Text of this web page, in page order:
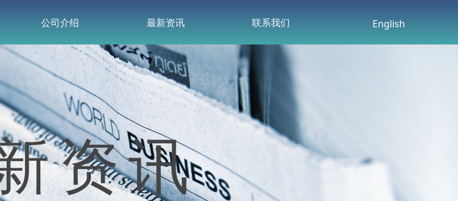
公司介绍
最新资讯
联系我们
English
资讯